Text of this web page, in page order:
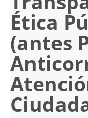
Ética
(antes